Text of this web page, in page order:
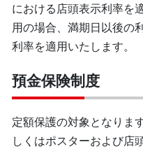
における店頭表示利率を
用の場合、満期日以後の
利率を適用いたします。
預金保険制度
定額保護の対象となりま
しくはポスターおよび店